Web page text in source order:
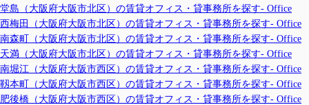
堂島（大阪府大阪市北区）の賃貸オフィス・貸事務所を探す- Office
西梅田（大阪府大阪市北区）の賃貸オフィス・貸事務所を探す- Office
南森町（大阪府大阪市北区）の賃貸オフィス・貸事務所を探す- Office
天満（大阪府大阪市北区）の賃貸オフィス・貸事務所を探す- Office
南堀江（大阪府大阪市西区）の賃貸オフィス・貸事務所を探す- Office
靱本町（大阪府大阪市西区）の賃貸オフィス・貸事務所を探す- Office
肥後橋（大阪府大阪市西区）の賃貸オフィス・貸事務所を探す- Office